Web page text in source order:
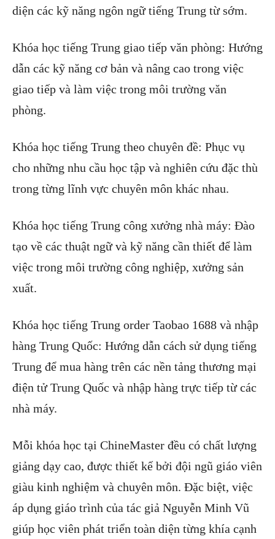
diện các kỹ năng ngôn ngữ tiếng Trung từ sớm.
Khóa học tiếng Trung giao tiếp văn phòng: Hướng
dẫn các kỹ năng cơ bản và nâng cao trong việc
giao tiếp và làm việc trong môi trường văn
phòng.
Khóa học tiếng Trung theo chuyên đề: Phục vụ
cho những nhu cầu học tập và nghiên cứu đặc thù
trong từng lĩnh vực chuyên môn khác nhau.
Khóa học tiếng Trung công xưởng nhà máy: Đào
tạo về các thuật ngữ và kỹ năng cần thiết để làm
việc trong môi trường công nghiệp, xưởng sản
xuất.
Khóa học tiếng Trung order Taobao 1688 và nhập
hàng Trung Quốc: Hướng dẫn cách sử dụng tiếng
Trung để mua hàng trên các nền tảng thương mại
điện tử Trung Quốc và nhập hàng trực tiếp từ các
nhà máy.
Mỗi khóa học tại ChineMaster đều có chất lượng
giảng dạy cao, được thiết kế bởi đội ngũ giáo viên
giàu kinh nghiệm và chuyên môn. Đặc biệt, việc
áp dụng giáo trình của tác giả Nguyễn Minh Vũ
giúp học viên phát triển toàn diện từng khía cạnh